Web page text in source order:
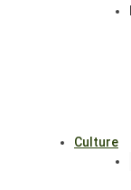
Culture